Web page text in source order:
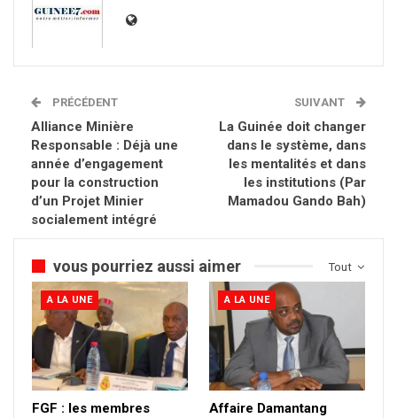
PRÉCÉDENT
Alliance Minière
Responsable : Déjà une
année d’engagement
pour la construction
d’un Projet Minier
socialement intégré
SUIVANT
La Guinée doit changer
dans le système, dans
les mentalités et dans
les institutions (Par
Mamadou Gando Bah)
Tout
vous pourriez aussi aimer
A LA UNE
FGF : les membres
A LA UNE
Affaire Damantang